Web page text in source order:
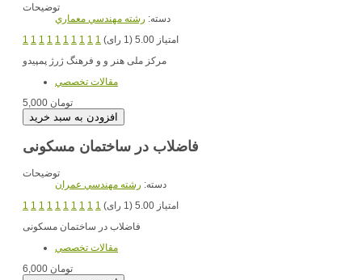
توضیحات
دسته: رشته مهندسي معماري
1 1 1 1 1 1 1 1 1 1
امتیاز 5.00 (1 رای)
مرکز ملی هنر و و فرهنگ ژرژ پمپیدو
مقالات تخصصي
5,000 تومان
فاضلاب در ساختمان مسکونی
توضیحات
دسته: رشته مهندسي عمران
1 1 1 1 1 1 1 1 1 1
امتیاز 5.00 (1 رای)
فاضلاب در ساختمان مسکونی
مقالات تخصصي
6,000 تومان